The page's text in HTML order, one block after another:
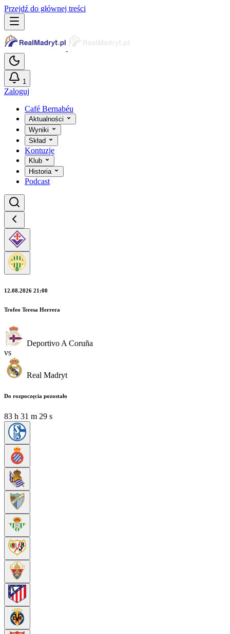
Przejdź do głównej treści
1
Zaloguj
Café Bernabéu
Aktualności
Wyniki
Skład
Kontuzje
Klub
Historia
Podcast
12.08.2026 21:00
Trofeo Teresa Herrera
Deportivo A Coruña
vs
Real Madryt
Do rozpoczęcia pozostało
83 h 31 m 29 s